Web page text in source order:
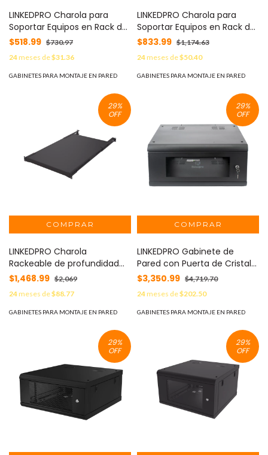
LINKEDPRO Charola para
Soportar Equipos en Rack de
19 in, Profundidad de 34 cm,
Color Negro, 1U MOD: SCH-
34-1U
$518.99 $730.97
24meses de$31.36
GABINETES PARA MONTAJE EN PARED
LINKEDPRO Charola para
Soportar Equipos en Rack de
19 in, Profundidad de 50 cm,
Color Negro, 3U MOD: SCH-
50-3U
$833.99 $1,174.63
24meses de$50.40
GABINETES PARA MONTAJE EN PARED
29%
OFF
LINKEDPRO Charola
Rackeable de profundidad
ajustable para Soportar
Equipos en Rack de 19 in,
Doble Fijación, Color Negro,
3U MOD: SCH-D70-1U
$1,468.99 $2,069
24meses de$88.77
GABINETES PARA MONTAJE EN PARED
29%
OFF
LINKEDPRO Gabinete de
Pared con Puerta de Cristal
Templado, 635mm de
Profundidad, 4U Rack de 19'',
Acero Reforzado MOD: SR-
1904-GN2G
$3,350.99 $4,719.70
24meses de$202.50
GABINETES PARA MONTAJE EN PARED
29%
OFF
29%
OFF